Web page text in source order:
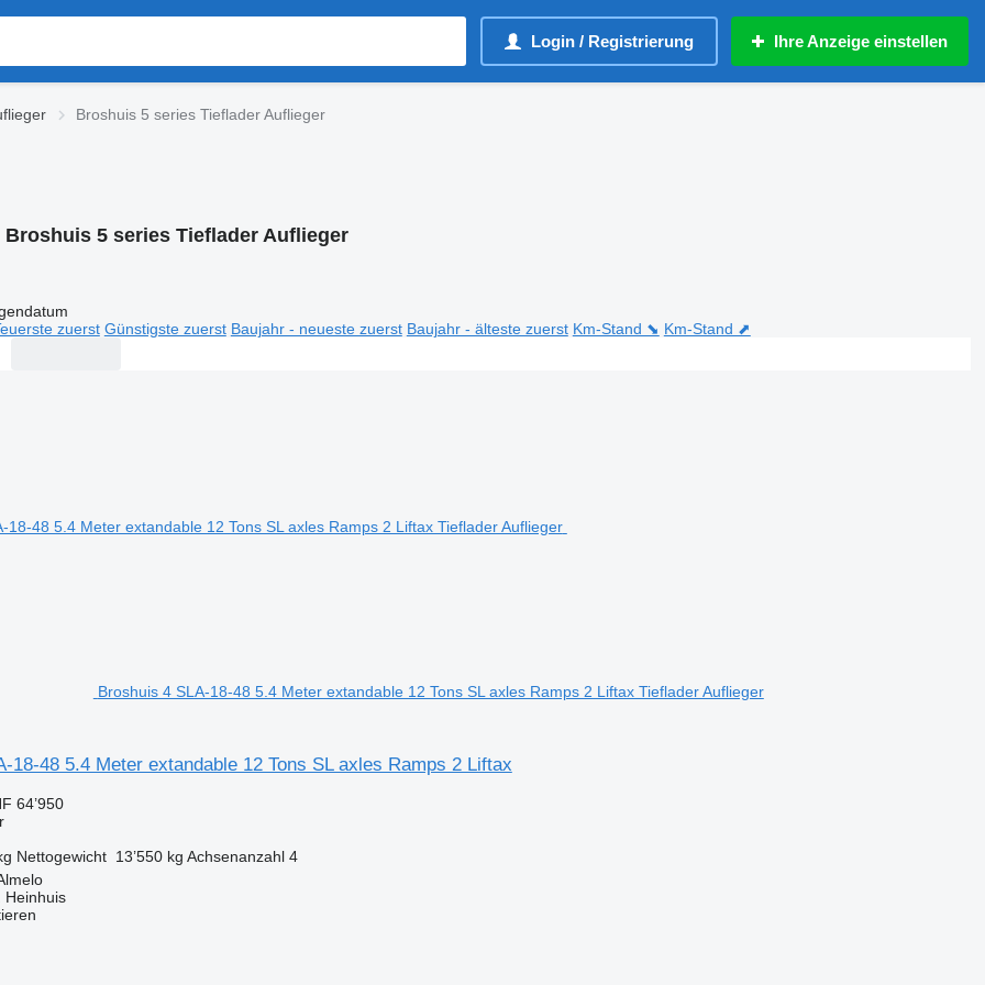
Login / Registrierung Ihre Anzeige einstellen
Broshuis 5 series Tieflader Auflieger
Broshuis 5 series Tieflader Auflieger
zuerst Günstigste zuerst Baujahr - neueste zuerst Baujahr - älteste zuerst Km-Stand ⬊ Km-Stand ⬈
Broshuis 4 SLA-18-48 5.4 Meter extandable 12 Tons SL axles Ramps 2 Liftax Tieflader Auflieger
18-48 5.4 Meter extandable 12 Tons SL axles Ramps 2 Liftax
64’950
Nettogewicht 13’550 kg Achsenanzahl 4
Heinhuis